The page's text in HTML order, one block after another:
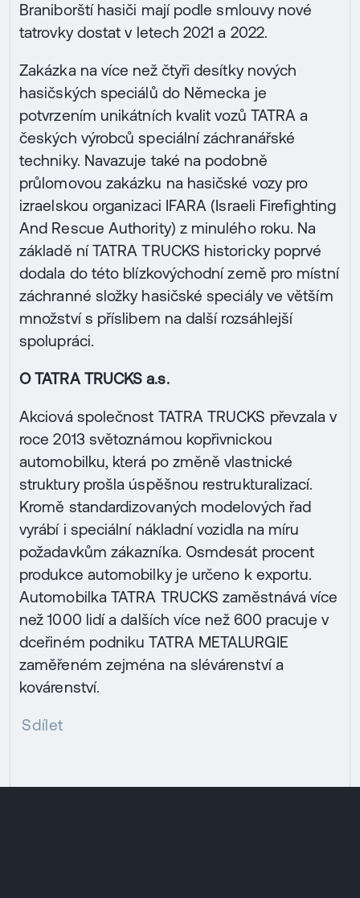
Braniborští hasiči mají podle smlouvy nové
tatrovky dostat v letech 2021 a 2022.
Zakázka na více než čtyři desítky nových
hasičských speciálů do Německa je
potvrzením unikátních kvalit vozů TATRA a
českých výrobců speciální záchranářské
techniky. Navazuje také na podobně
průlomovou zakázku na hasičské vozy pro
izraelskou organizaci IFARA (Israeli Firefighting
And Rescue Authority) z minulého roku. Na
základě ní TATRA TRUCKS historicky poprvé
dodala do této blízkovýchodní země pro místní
záchranné složky hasičské speciály ve větším
množství s příslibem na další rozsáhlejší
spolupráci.
O TATRA TRUCKS a.s.
Akciová společnost TATRA TRUCKS převzala v
roce 2013 světoznámou kopřivnickou
automobilku, která po změně vlastnické
struktury prošla úspěšnou restrukturalizací.
Kromě standardizovaných modelových řad
vyrábí i speciální nákladní vozidla na míru
požadavkům zákazníka. Osmdesát procent
produkce automobilky je určeno k exportu.
Automobilka TATRA TRUCKS zaměstnává více
než 1000 lidí a dalších více než 600 pracuje v
dceřiném podniku TATRA METALURGIE
zaměřeném zejména na slévárenství a
kovárenství.
Sdílet